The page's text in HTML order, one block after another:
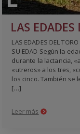
LAS EDADES DEL
SU EDAD Según la
durante la lactancia,
«utreros» a los tres,
los cinco. También se
[…]
Leer más